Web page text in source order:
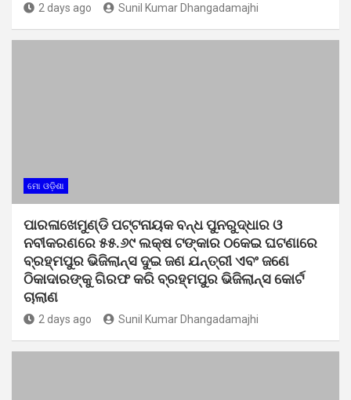
2 days ago Sunil Kumar Dhangadamajhi
ମୋ ଓଡ଼ିଶା
ପାରଳାଖେମୁଣ୍ଡି ପଟ୍ଟନାୟକ ବନ୍ଧ ପୁନରୁଦ୍ଧାର ଓ
ନବୀକରଣରେ ୫୫.୬୯ ଲକ୍ଷ ଟଙ୍କାର ଠକେଇ ଘଟଣାରେ
ବ୍ରହ୍ମପୁର ଭିଜିଲାନ୍ସ ଦୁଇ ଜଣ ଯନ୍ତ୍ରୀ ଏବଂ ଜଣେ
ଠିକାଦାରଙ୍କୁ ଗିରଫ କରି ବ୍ରହ୍ମପୁର ଭିଜିଲାନ୍ସ କୋର୍ଟ
ଚାଲାଣ
2 days ago Sunil Kumar Dhangadamajhi